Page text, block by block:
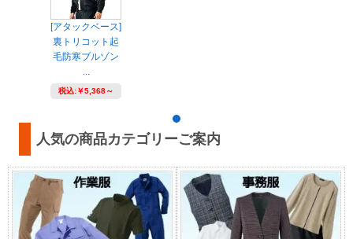
[アタックベース]
裏トリコット起
毛防寒ブルゾン
...
税込:￥5,368～
人気の商品カテゴリーご案内